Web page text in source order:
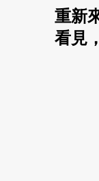
重新
看見